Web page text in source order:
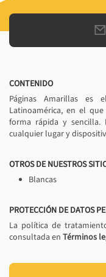
CONTENIDO
Páginas Amarillas es
Latinoamérica, en el
forma rápida y sencilla.
cualquier lugar y
OTROS DE NUESTROS
Blancas
PROTECCIÓN DE DATOS
La política de
consultada en Términos